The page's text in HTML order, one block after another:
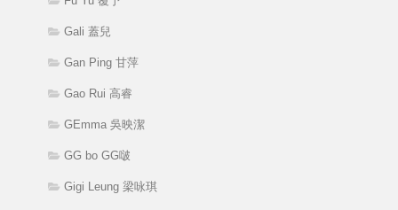
Gali 蓋兒
Gan Ping 甘萍
Gao Rui 高睿
GEmma 吳映潔
GG bo GG啵
Gigi Leung 梁咏琪